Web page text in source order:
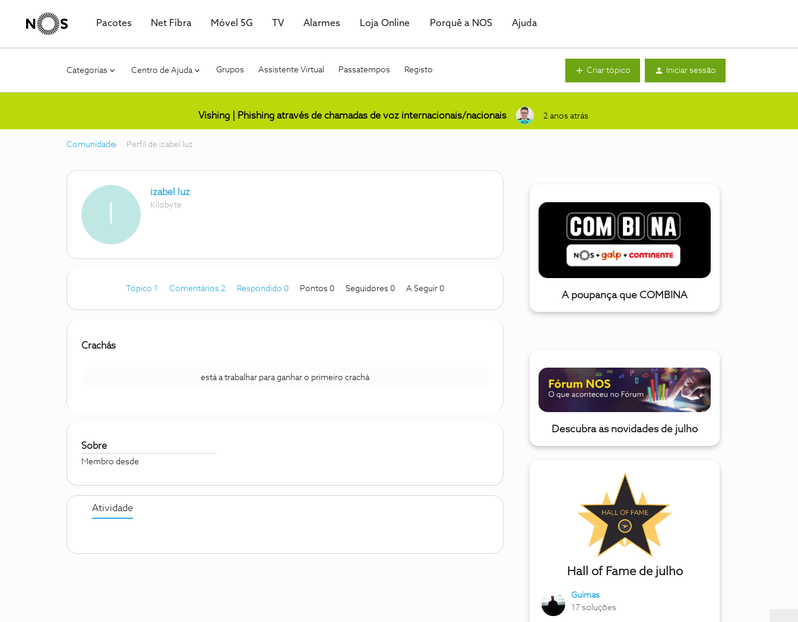
Pacotes Net Fibra Móvel 5G TV Alarmes Loja Online Porquê a NOS Ajuda
Categorias Centro de Ajuda Grupos Assistente Virtual Passatempos Registo Criar tópico Iniciar sessão
Vishing | Phishing através de chamadas de voz internacionais/nacionais 2 anos atrás
Comunidade Perfil de izabel luz
izabel luz
Kilobyte
Tópico 1 Comentários 2 Respondido 0 Pontos 0 Seguidores 0 A Seguir 0
Crachás
está a trabalhar para ganhar o primeiro crachá
Sobre
Membro desde
Atividade
A poupança que COMBINA
Descubra as novidades de julho
Hall of Fame de julho
Guimas
17 soluções